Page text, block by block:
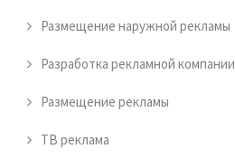
Размещение наружной рекламы
Разработка рекламной компании
Размещение рекламы
ТВ реклама